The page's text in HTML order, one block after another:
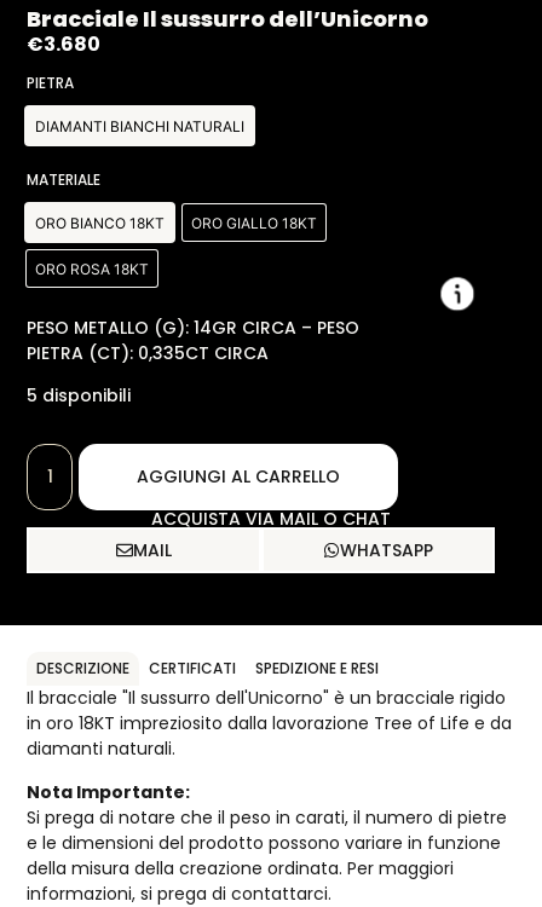
Bracciale Il sussurro dell’Unicorno
€3.680
PIETRA
DIAMANTI BIANCHI NATURALI
MATERIALE
ORO BIANCO 18KT ORO GIALLO 18KT
ORO ROSA 18KT
PESO METALLO (G): 14GR CIRCA – PESO
PIETRA (CT): 0,335CT CIRCA
5 disponibili
AGGIUNGI AL CARRELLO
ACQUISTA VIA MAIL O CHAT
MAIL
WHATSAPP
DESCRIZIONE CERTIFICATI SPEDIZIONE E RESI
Il bracciale "Il sussurro dell'Unicorno" è un bracciale rigido
in oro 18KT impreziosito dalla lavorazione Tree of Life e da
diamanti naturali.
Nota Importante:
Si prega di notare che il peso in carati, il numero di pietre
e le dimensioni del prodotto possono variare in funzione
della misura della creazione ordinata. Per maggiori
informazioni, si prega di contattarci.